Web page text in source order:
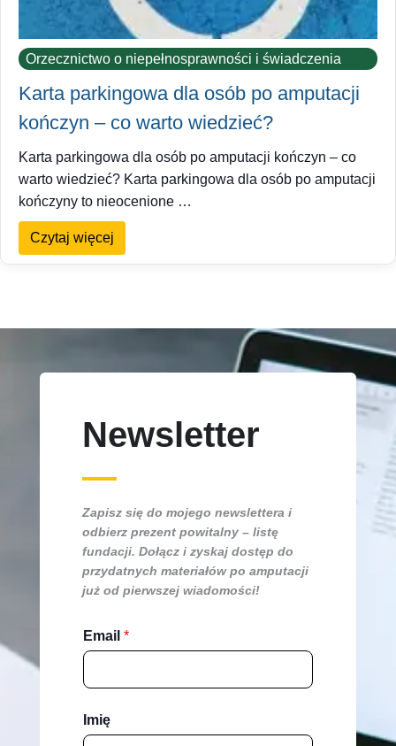
Orzecznictwo o niepełnosprawności i świadczenia
Karta parkingowa dla osób po amputacji
kończyn – co warto wiedzieć?
Karta parkingowa dla osób po amputacji kończyn – co
warto wiedzieć? Karta parkingowa dla osób po amputacji
kończyny to nieocenione …
Czytaj więcej
Newsletter
Zapisz się do mojego newslettera i
odbierz prezent powitalny – listę
fundacji. Dołącz i zyskaj dostęp do
przydatnych materiałów po amputacji
już od pierwszej wiadomości!
Email *
Imię